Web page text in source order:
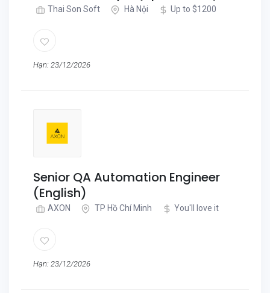
Thai Son Soft Hà Nội Up to $1200
Hạn: 23/12/2026
Senior QA Automation Engineer
(English)
AXON TP Hồ Chí Minh You'll love it
Hạn: 23/12/2026